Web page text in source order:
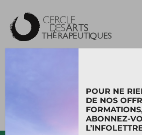
content
SOUS LE REGARD
POUR NE
DE NOS
ABONNEZ-